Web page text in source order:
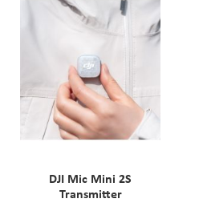
DJI Mic Mini 2S
Transmitter